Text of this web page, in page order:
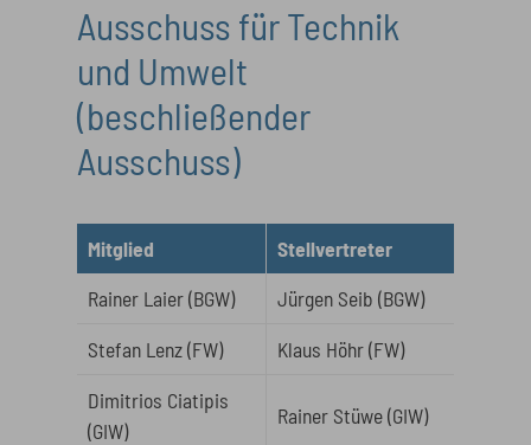
Ausschuss für Technik
und Umwelt
(beschließender
Ausschuss)
Mitglied
Stellvertreter
Rainer Laier (BGW)
Jürgen Seib (BGW)
Stefan Lenz (FW)
Klaus Höhr (FW)
Dimitrios Ciatipis
(GIW)
Rainer Stüwe (GIW)